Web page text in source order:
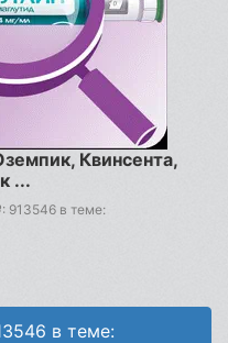
Квинсента,
...
в теме:
в теме: